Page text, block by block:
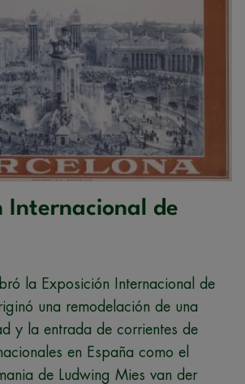
Internacional de
la Exposición Internacional de
una remodelación de una
y la entrada de corrientes de
en España como el
de Ludwing Mies van der